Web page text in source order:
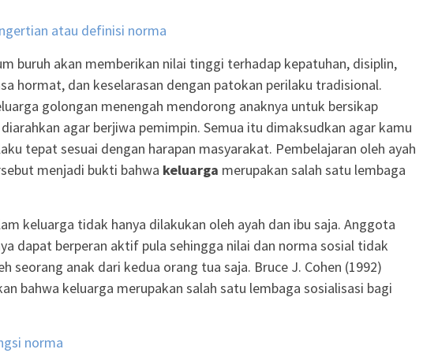
atau definisi norma
buruh akan memberikan nilai tinggi terhadap kepatuhan, disiplin,
hormat, dan keselarasan dengan patokan perilaku tradisional.
golongan menengah mendorong anaknya untuk bersikap
agar berjiwa pemimpin. Semua itu dimaksudkan agar kamu
tepat sesuai dengan harapan masyarakat. Pembelajaran oleh ayah
menjadi bukti bahwa keluarga merupakan salah satu lembaga
keluarga tidak hanya dilakukan oleh ayah dan ibu saja. Anggota
dapat berperan aktif pula sehingga nilai dan norma sosial tidak
seorang anak dari kedua orang tua saja. Bruce J. Cohen (1992)
bahwa keluarga merupakan salah satu lembaga sosialisasi bagi
norma